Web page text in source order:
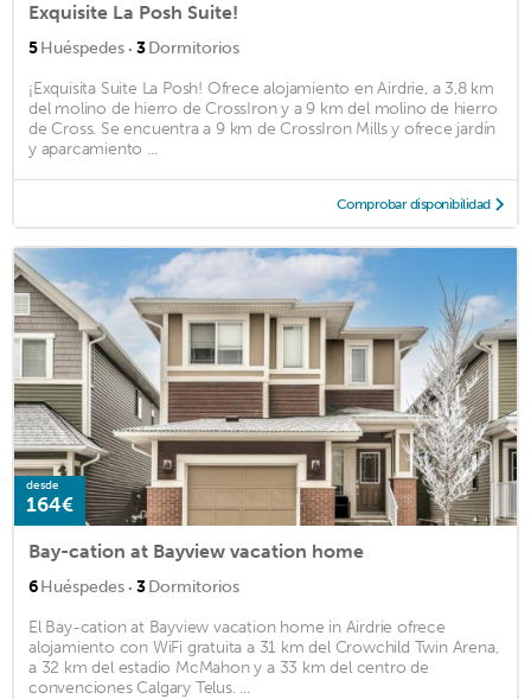
Exquisite La Posh Suite!
5Huéspedes · 3Dormitorios
¡Exquisita Suite La Posh! Ofrece alojamiento en Airdrie, a 3,8 km
del molino de hierro de CrossIron y a 9 km del molino de hierro
de Cross. Se encuentra a 9 km de CrossIron Mills y ofrece jardín
y aparcamiento ...
Comprobar disponibilidad
desde
164€
Bay-cation at Bayview vacation home
6Huéspedes · 3Dormitorios
El Bay-cation at Bayview vacation home in Airdrie ofrece
alojamiento con WiFi gratuita a 31 km del Crowchild Twin Arena,
a 32 km del estadio McMahon y a 33 km del centro de
convenciones Calgary Telus. ...